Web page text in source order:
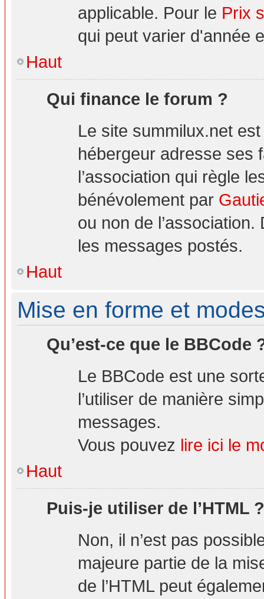
applicable. Pour le Prix
qui peut varier d'année
Haut
Qui finance le forum ?
Le site summilux.net
hébergeur adresse ses
l’association qui règle
bénévolement par
ou non de
les messages postés.
Haut
Mise en forme et
Qu’est-ce que le BBCode
Le BBCode est une
l’utiliser de manière
messages.
Vous pouvez lire ici le
Haut
Puis-je utiliser de l’HTML ?
Non, il n’est pas
majeure partie de la
de l’HTML peut